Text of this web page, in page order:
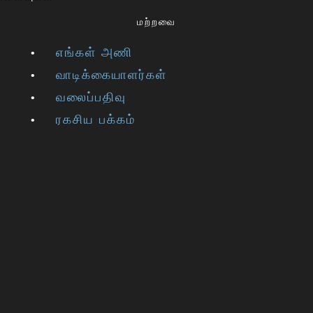
மற்றவை
எங்கள் அணி
வாடிக்கையாளர்கள்
வலைப்பதிவு
ரகசிய பக்கம்